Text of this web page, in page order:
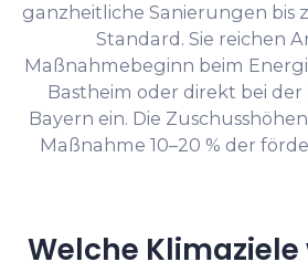
ganzheitliche Sanierungen bis
Standard. Sie reichen
Maßnahmebeginn beim
Bastheim oder direkt bei
Bayern ein. Die
Maßnahme 10–20 % der
Welche